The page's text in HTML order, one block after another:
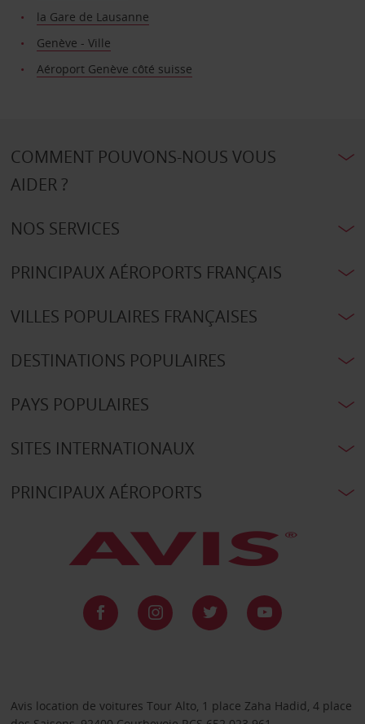
la Gare de Lausanne
Genève - Ville
Aéroport Genève côté suisse
COMMENT POUVONS-NOUS VOUS
AIDER ?
NOS SERVICES
PRINCIPAUX AÉROPORTS FRANÇAIS
VILLES POPULAIRES FRANÇAISES
DESTINATIONS POPULAIRES
PAYS POPULAIRES
SITES INTERNATIONAUX
PRINCIPAUX AÉROPORTS
Avis location de voitures Tour Alto, 1 place Zaha Hadid, 4 place